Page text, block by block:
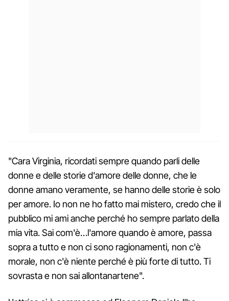
"Cara Virginia, ricordati sempre quando parli delle
donne e delle storie d'amore delle donne, che le
donne amano veramente, se hanno delle storie è solo
per amore. Io non ne ho fatto mai mistero, credo che il
pubblico mi ami anche perché ho sempre parlato della
mia vita. Sai com'è…l'amore quando è amore, passa
sopra a tutto e non ci sono ragionamenti, non c'è
morale, non c'è niente perché è più forte di tutto. Ti
sovrasta e non sai allontanartene".